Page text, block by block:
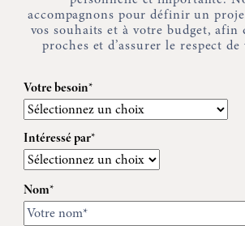
accompagnons pour définir un
vos souhaits et à votre budget, afin
proches et d’assurer le respect
Votre besoin*
Intéressé par*
Nom*